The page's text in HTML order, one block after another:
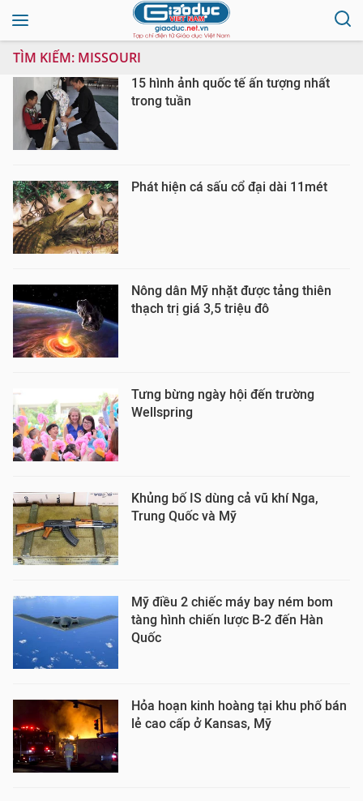
TÌM KIẾM: MISSOURI
15 hình ảnh quốc tế ấn tượng nhất
trong tuần
Phát hiện cá sấu cổ đại dài 11mét
Nông dân Mỹ nhặt được tảng thiên
thạch trị giá 3,5 triệu đô
Tưng bừng ngày hội đến trường
Wellspring
Khủng bố IS dùng cả vũ khí Nga,
Trung Quốc và Mỹ
Mỹ điều 2 chiếc máy bay ném bom
tàng hình chiến lược B-2 đến Hàn
Quốc
Hỏa hoạn kinh hoàng tại khu phố bán
lẻ cao cấp ở Kansas, Mỹ